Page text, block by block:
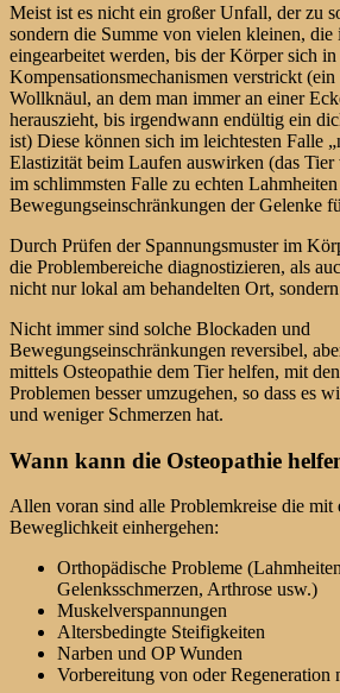
Meist ist es nicht ein großer Unfall, der zu
sondern die Summe von vielen kleinen, die
eingearbeitet werden, bis der Körper sich in
Kompensationsmechanismen verstrickt
Wollknäul, an dem man immer an einer
herauszieht, bis irgendwann endültig ein
ist) Diese können sich im leichtesten Falle
Elastizität beim Laufen auswirken (das
im schlimmsten Falle zu echten
Bewegungseinschränkungen der Gelenke
Durch Prüfen der Spannungsmuster im
die Problembereiche diagnostizieren, als
nicht nur lokal am behandelten Ort,
Nicht immer sind solche Blockaden und
Bewegungseinschränkungen reversibel,
mittels Osteopathie dem Tier helfen, mit
Problemen besser umzugehen, so dass es
und weniger Schmerzen hat.
Wann kann die Osteopathie
Allen voran sind alle Problemkreise die mit
Beweglichkeit einhergehen:
Orthopädische Probleme
Gelenksschmerzen, Arthrose usw.)
Muskelverspannungen
Altersbedingte Steifigkeiten
Narben und OP Wunden
Vorbereitung von oder Regeneration